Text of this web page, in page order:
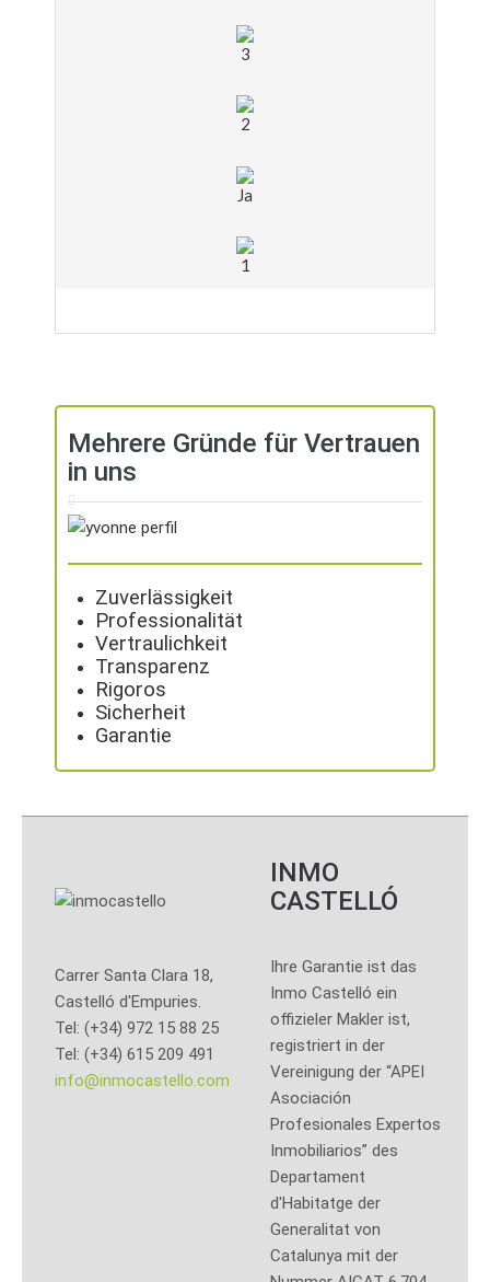
3
2
Ja
1
Mehrere Gründe für Vertrauen
in uns
Zuverlässigkeit
Professionalität
Vertraulichkeit
Transparenz
Rigoros
Sicherheit
Garantie
Carrer Santa Clara 18,
Castelló d'Empuries.
Tel: (+34) 972 15 88 25
Tel: (+34) 615 209 491
info@inmocastello.com
INMO
CASTELLÓ
Ihre Garantie ist das
Inmo Castelló ein
offizieler Makler ist,
registriert in der
Vereinigung der “APEI
Asociación
Profesionales Expertos
Inmobiliarios” des
Departament
d'Habitatge der
Generalitat von
Catalunya mit der